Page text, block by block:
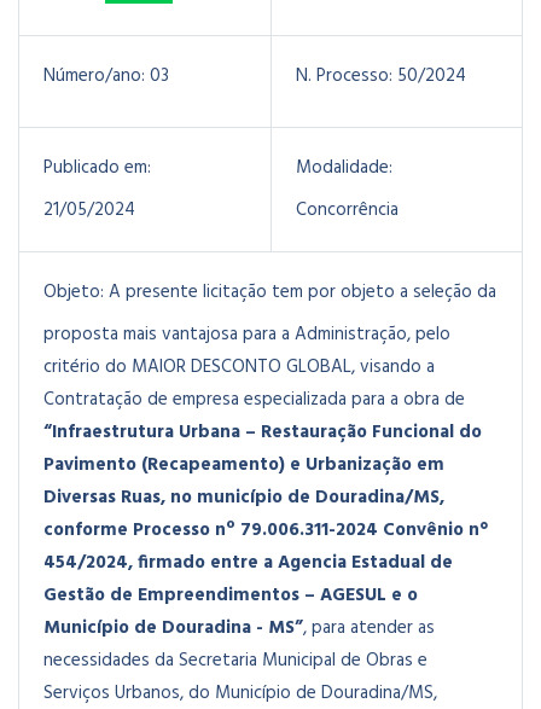
Número/ano: 03 N. Processo: 50/2024
Publicado em:
21/05/2024
Modalidade:
Concorrência
Objeto: A presente licitação tem por objeto a seleção da
proposta mais vantajosa para a Administração, pelo
critério do MAIOR DESCONTO GLOBAL, visando a
Contratação de empresa especializada para a obra de
“Infraestrutura Urbana – Restauração Funcional do
Pavimento (Recapeamento) e Urbanização em
Diversas Ruas, no município de Douradina/MS,
conforme Processo nº 79.006.311-2024 Convênio n°
454/2024, firmado entre a Agencia Estadual de
Gestão de Empreendimentos – AGESUL e o
Município de Douradina - MS”, para atender as
necessidades da Secretaria Municipal de Obras e
Serviços Urbanos, do Município de Douradina/MS,